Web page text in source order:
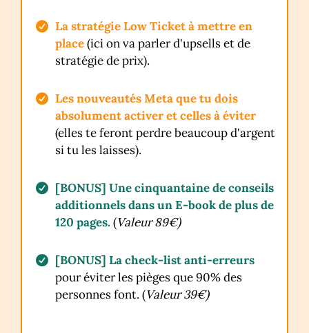
La stratégie Low Ticket à mettre en
place(ici on va parler d'upsells et de
stratégie de prix).
Les nouveautés Meta que tu dois
absolument activer et celles à éviter
(elles te feront perdre beaucoup d'argent
si tu les laisses).
[BONUS] Une cinquantaine de conseils
additionnels dans un E-book de plus de
120 pages.(Valeur 89€)
[BONUS] La check-list anti-erreurs
pour éviter les pièges que 90% des
personnes font. (Valeur 39€)